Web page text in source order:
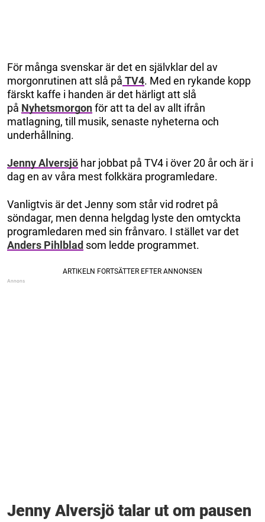
För många svenskar är det en självklar del av
morgonrutinen att slå på TV4. Med en rykande kopp
färskt kaffe i handen är det härligt att slå
på Nyhetsmorgonför att ta del av allt ifrån
matlagning, till musik, senaste nyheterna och
underhållning.
Jenny Alversjö har jobbat på TV4 i över 20 år och är i
dag en av våra mest folkkära programledare.
Vanligtvis är det Jenny som står vid rodret på
söndagar, men denna helgdag lyste den omtyckta
programledaren med sin frånvaro. I stället var det
Anders Pihlblad som ledde programmet.
Jenny Alversjö talar ut om pausen